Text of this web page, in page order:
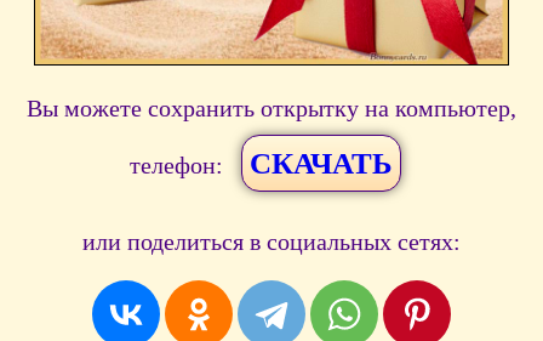
Вы можете сохранить открытку на компьютер,
телефон: СКАЧАТЬ
или поделиться в социальных сетях: